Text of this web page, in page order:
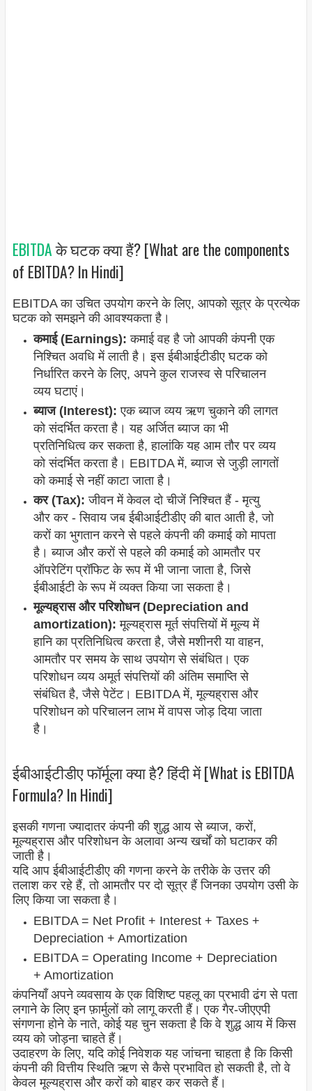
EBITDAके घटक क्या हैं? [What are the components
of EBITDA? In Hindi]
EBITDA का उचित उपयोग करने के लिए, आपको सूत्र के प्रत्येक
घटक को समझने की आवश्यकता है।
कमाई (Earnings): कमाई वह है जो आपकी कंपनी एक
निश्चित अवधि में लाती है। इस ईबीआईटीडीए घटक को
निर्धारित करने के लिए, अपने कुल राजस्व से परिचालन
व्यय घटाएं।
ब्याज (Interest): एक ब्याज व्यय ऋण चुकाने की लागत
को संदर्भित करता है। यह अर्जित ब्याज का भी
प्रतिनिधित्व कर सकता है, हालांकि यह आम तौर पर व्यय
को संदर्भित करता है। EBITDA में, ब्याज से जुड़ी लागतों
को कमाई से नहीं काटा जाता है।
कर (Tax): जीवन में केवल दो चीजें निश्चित हैं - मृत्यु
और कर - सिवाय जब ईबीआईटीडीए की बात आती है, जो
करों का भुगतान करने से पहले कंपनी की कमाई को मापता
है। ब्याज और करों से पहले की कमाई को आमतौर पर
ऑपरेटिंग प्रॉफिट के रूप में भी जाना जाता है, जिसे
ईबीआईटी के रूप में व्यक्त किया जा सकता है।
मूल्यह्रास और परिशोधन (Depreciation and
amortization): मूल्यह्रास मूर्त संपत्तियों में मूल्य में
हानि का प्रतिनिधित्व करता है, जैसे मशीनरी या वाहन,
आमतौर पर समय के साथ उपयोग से संबंधित। एक
परिशोधन व्यय अमूर्त संपत्तियों की अंतिम समाप्ति से
संबंधित है, जैसे पेटेंट। EBITDA में, मूल्यह्रास और
परिशोधन को परिचालन लाभ में वापस जोड़ दिया जाता
है।
ईबीआईटीडीए फॉर्मूला क्या है? हिंदी में [What is EBITDA
Formula? In Hindi]
इसकी गणना ज्यादातर कंपनी की शुद्ध आय से ब्याज, करों,
मूल्यह्रास और परिशोधन के अलावा अन्य खर्चों को घटाकर की
जाती है।
यदि आप ईबीआईटीडीए की गणना करने के तरीके के उत्तर की
तलाश कर रहे हैं, तो आमतौर पर दो सूत्र हैं जिनका उपयोग उसी के
लिए किया जा सकता है।
EBITDA = Net Profit + Interest + Taxes +
Depreciation + Amortization
EBITDA = Operating Income + Depreciation
+ Amortization
कंपनियाँ अपने व्यवसाय के एक विशिष्ट पहलू का प्रभावी ढंग से पता
लगाने के लिए इन फ़ार्मुलों को लागू करती हैं। एक गैर-जीएएपी
संगणना होने के नाते, कोई यह चुन सकता है कि वे शुद्ध आय में किस
व्यय को जोड़ना चाहते हैं।
उदाहरण के लिए, यदि कोई निवेशक यह जांचना चाहता है कि किसी
कंपनी की वित्तीय स्थिति ऋण से कैसे प्रभावित हो सकती है, तो वे
केवल मूल्यह्रास और करों को बाहर कर सकते हैं।